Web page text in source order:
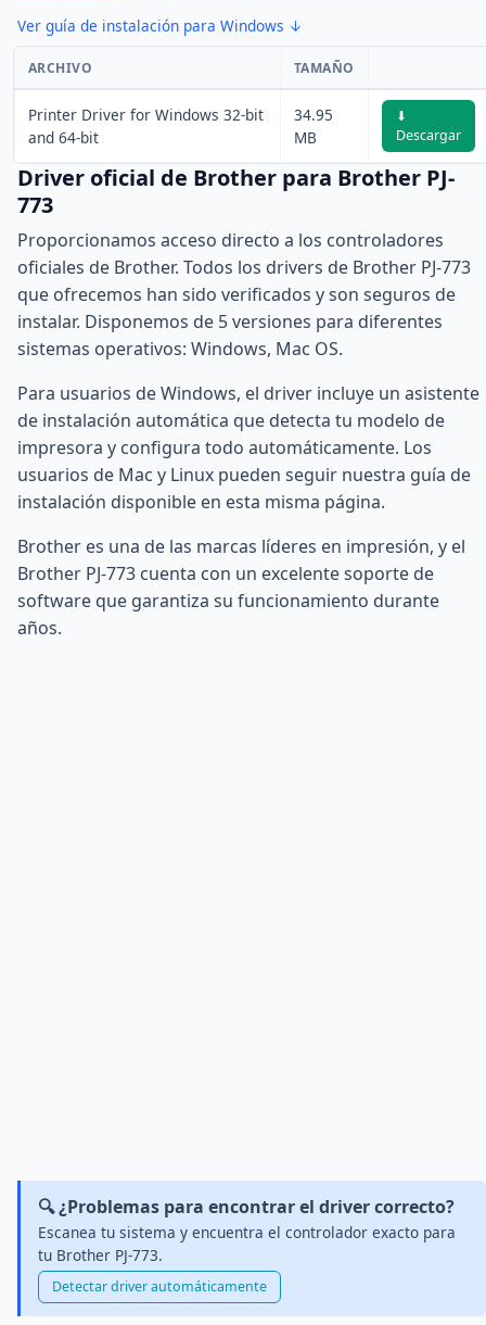
Ver guía de instalación para Windows ↓
ARCHIVO TAMAÑO
Printer Driver for Windows 32-bit
and 64-bit
34.95
MB
⬇
Descargar
Driver oficial de Brother para Brother PJ-
773
Proporcionamos acceso directo a los controladores
oficiales de Brother. Todos los drivers de Brother PJ-773
que ofrecemos han sido verificados y son seguros de
instalar. Disponemos de 5 versiones para diferentes
sistemas operativos: Windows, Mac OS.
Para usuarios de Windows, el driver incluye un asistente
de instalación automática que detecta tu modelo de
impresora y configura todo automáticamente. Los
usuarios de Mac y Linux pueden seguir nuestra guía de
instalación disponible en esta misma página.
Brother es una de las marcas líderes en impresión, y el
Brother PJ-773 cuenta con un excelente soporte de
software que garantiza su funcionamiento durante
años.
🔍 ¿Problemas para encontrar el driver correcto?
Escanea tu sistema y encuentra el controlador exacto para
tu Brother PJ-773.
Detectar driver automáticamente